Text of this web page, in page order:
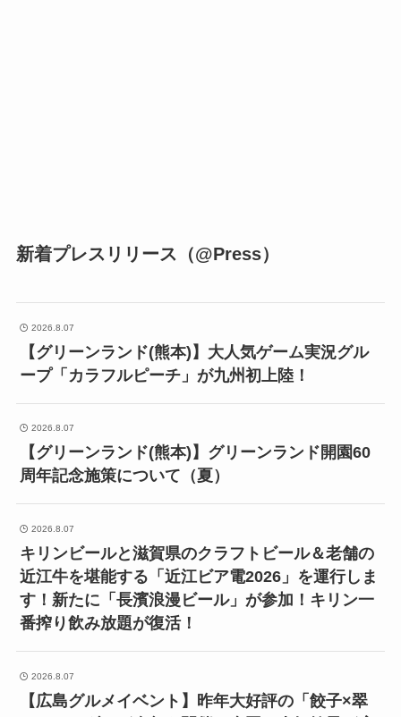
新着プレスリリース（@Press）
2026.8.07
【グリーンランド(熊本)】大人気ゲーム実況グル
ープ「カラフルピーチ」が九州初上陸！
2026.8.07
【グリーンランド(熊本)】グリーンランド開園60
周年記念施策について（夏）
2026.8.07
キリンビールと滋賀県のクラフトビール＆老舗の
近江牛を堪能する「近江ビア電2026」を運行しま
す！新たに「長濱浪漫ビール」が参加！キリン一
番搾り飲み放題が復活！
2026.8.07
【広島グルメイベント】昨年大好評の「餃子×翠